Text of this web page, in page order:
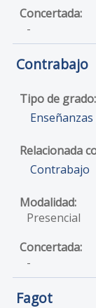
-
Contrabajo
Contrabajo
Presencial
-
Fagot